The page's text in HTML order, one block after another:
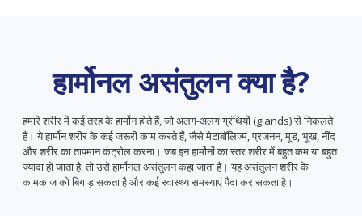
हार्मोनल असंतुलन क्या है?
हमारे शरीर में कई तरह के हार्मोन होते हैं, जो अलग-अलग ग्रंथियों (glands) से निकलते
हैं। ये हार्मोन शरीर के कई जरूरी काम करते हैं, जैसे मेटाबॉलिज्म, प्रजनन, मूड, भूख, नींद
और शरीर का तापमान कंट्रोल करना। जब इन हार्मोनों का स्तर शरीर में बहुत कम या बहुत
ज्यादा हो जाता है, तो उसे हार्मोनल असंतुलन कहा जाता है। यह असंतुलन शरीर के
कामकाज को बिगाड़ सकता है और कई स्वास्थ्य समस्याएं पैदा कर सकता है।